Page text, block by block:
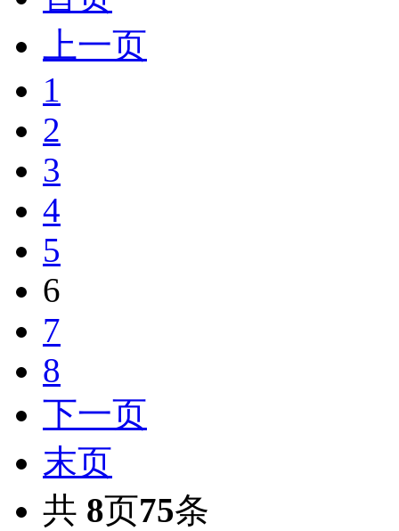
上一页
1
2
3
4
5
6
7
8
下一页
末页
共 8页75条